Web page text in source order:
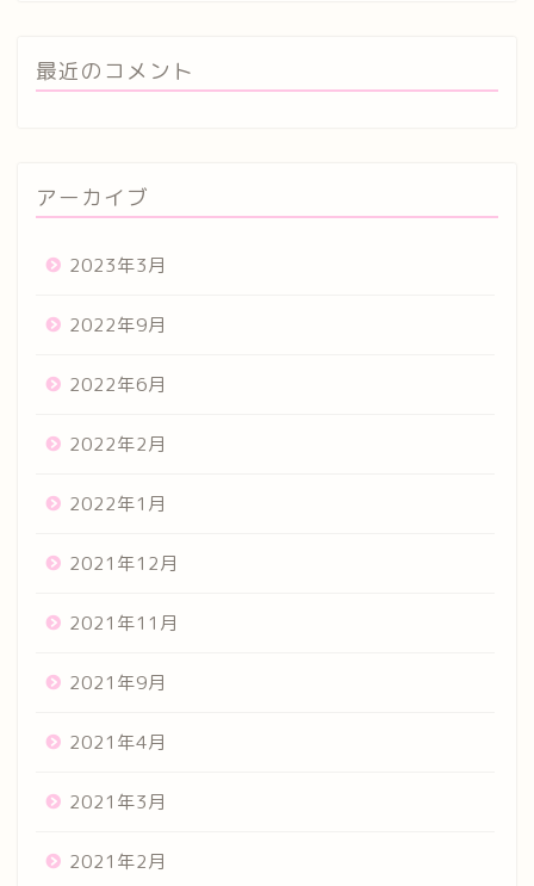
最近のコメント
アーカイブ
2023年3月
2022年9月
2022年6月
2022年2月
2022年1月
2021年12月
2021年11月
2021年9月
2021年4月
2021年3月
2021年2月